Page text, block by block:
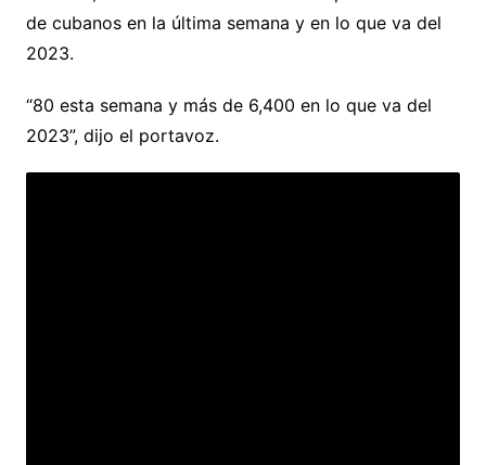
de cubanos en la última semana y en lo que va del
2023.
“80 esta semana y más de 6,400 en lo que va del
2023”, dijo el portavoz.